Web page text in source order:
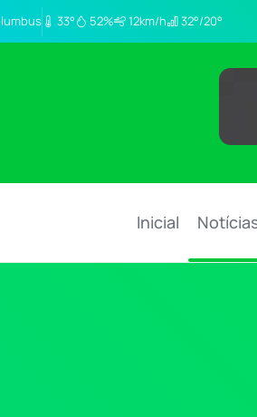
33° 52% 12km/h 32°/20°
Inicial